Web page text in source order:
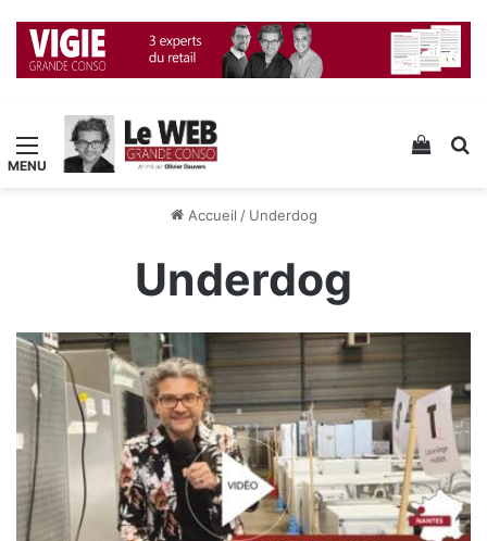
Menu Voir
Accueil / Underdog
Underdog